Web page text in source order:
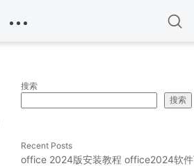
搜索
搜索
Recent Posts
office 2024版安装教程 office2024软